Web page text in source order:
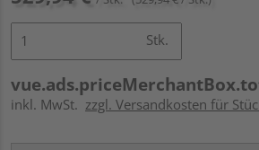
Stk.
inkl. MwSt. zzgl. Versandkosten für